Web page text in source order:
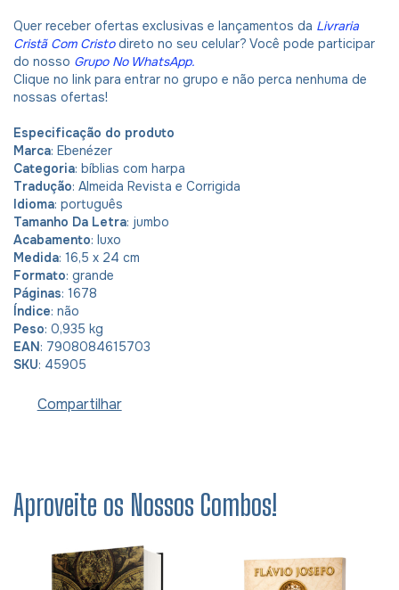
Quer receber ofertas exclusivas e lançamentos da Livraria
Cristã Com Cristodireto no seu celular? Você pode participar
do nosso Grupo No WhatsApp.
Clique no link para entrar no grupo e não perca nenhuma de
nossas ofertas!
Especificação do produto
Marca: Ebenézer
Categoria: bíblias com harpa
Tradução: Almeida Revista e Corrigida
Idioma: português
Tamanho Da Letra: jumbo
Acabamento: luxo
Medida: 16,5 x 24 cm
Formato: grande
Páginas: 1678
Índice: não
Peso: 0,935 kg
EAN: 7908084615703
SKU: 45905
Compartilhar
Aproveite os Nossos Combos!